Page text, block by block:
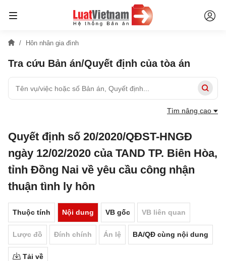
Hôn nhân gia đình
Tra cứu Bản án/Quyết định của tòa án
Tìm nâng cao
Quyết định số 20/2020/QĐST-HNGĐ
ngày 12/02/2020 của TAND TP. Biên Hòa,
tỉnh Đồng Nai về yêu cầu công nhận
thuận tình ly hôn
Thuộc tính Nội dung VB gốc VB liên quan
Lược đồ Đính chính Án lệ BA/QĐ cùng nội dung
Tải về